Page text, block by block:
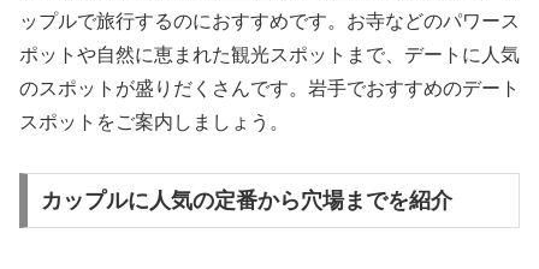
ップルで旅行するのにおすすめです。お寺などのパワース
ポットや自然に恵まれた観光スポットまで、デートに人気
のスポットが盛りだくさんです。岩手でおすすめのデート
スポットをご案内しましょう。
カップルに人気の定番から穴場までを紹介